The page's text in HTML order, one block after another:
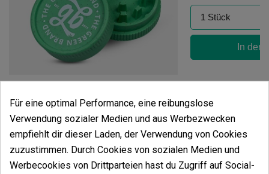
(3)
2,20 €
In den
Für eine optimal Performance, eine reibungslose
Verwendung sozialer Medien und aus Werbezwecken
empfiehlt dir dieser Laden, der Verwendung von Cookies
zuzustimmen. Durch Cookies von sozialen Medien und
Werbecookies von Drittparteien hast du Zugriff auf Social-